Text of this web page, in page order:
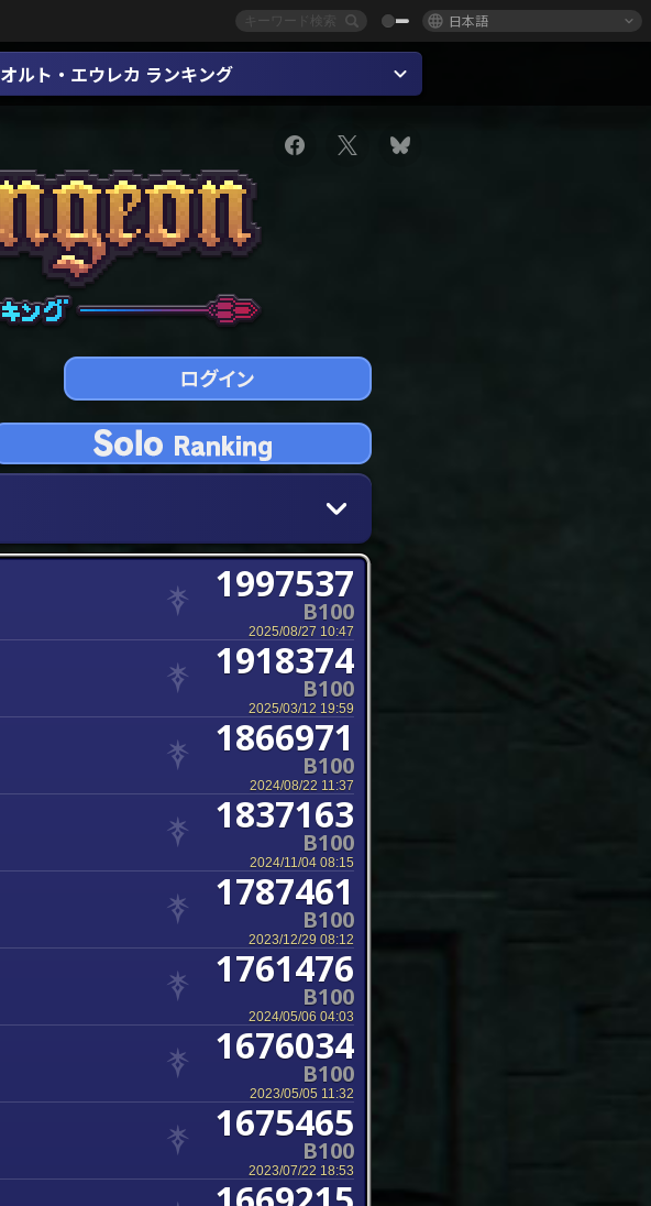
日本語
オルト・エウレカ ランキング
1997537
B100
2025/08/27 10:47
1918374
B100
2025/03/12 19:59
1866971
B100
2024/08/22 11:37
1837163
B100
2024/11/04 08:15
1787461
B100
2023/12/29 08:12
1761476
B100
2024/05/06 04:03
1676034
B100
2023/05/05 11:32
1675465
B100
2023/07/22 18:53